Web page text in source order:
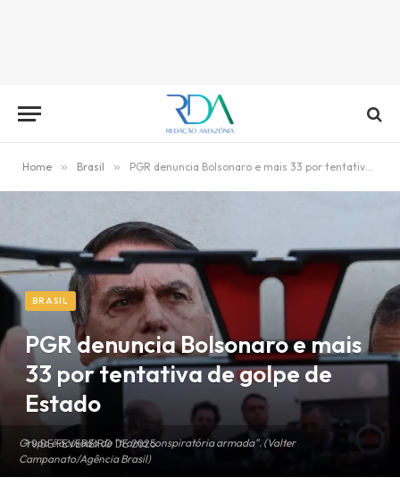
Home » Brasil » PGR denuncia Bolsonaro e mais 33 por tentativa de golpe de Estado
Grupo é acusado de "trama conspiratória armada". (Valter
Campanato/Agência Brasil)
BRASIL
PGR denuncia Bolsonaro e mais
33 por tentativa de golpe de
Estado
19 DE FEVEREIRO DE 2025